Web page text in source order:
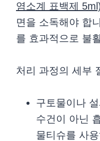
염소계 표백제
면을 소독해야 합
를 효과적으로 불
처리 과정의 세부
구토물이나
수건이 아닌
물티슈를 사